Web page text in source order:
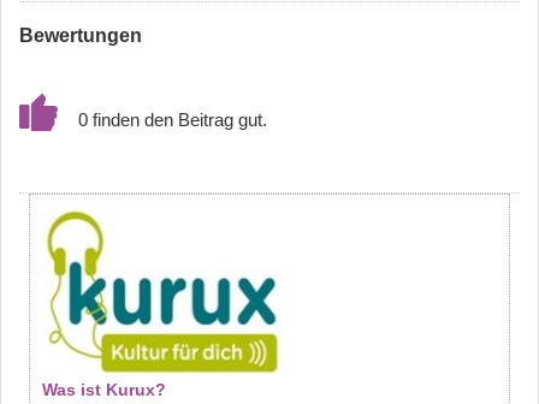
Bewertungen
0
Was ist Kurux?